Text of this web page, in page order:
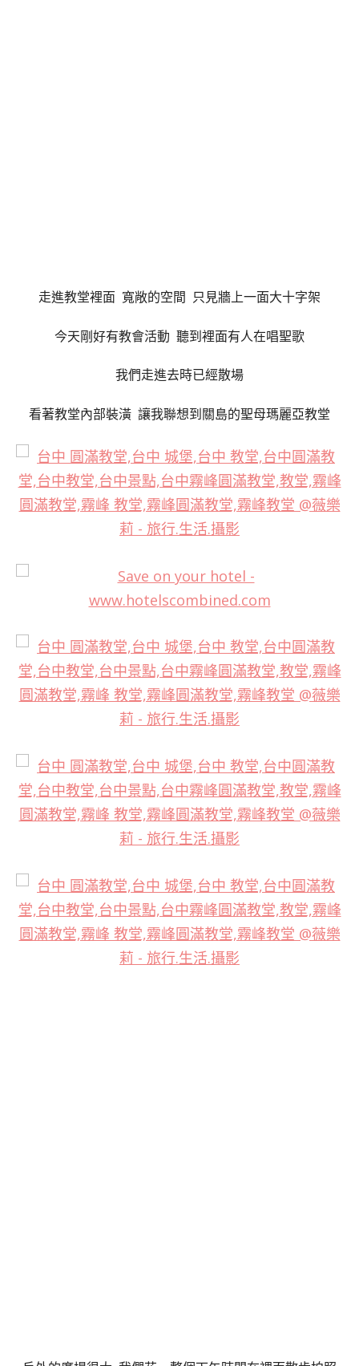
走進教堂裡面 寬敞的空間 只見牆上一面大十字架
今天剛好有教會活動 聽到裡面有人在唱聖歌
我們走進去時已經散場
看著教堂內部裝潢 讓我聯想到關島的聖母瑪麗亞教堂